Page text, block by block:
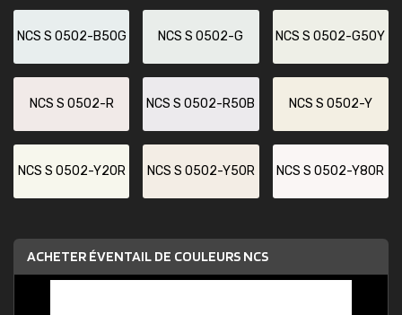
NCS S 0502-B50G NCS S 0502-G NCS S 0502-G50Y
NCS S 0502-R NCS S 0502-R50B NCS S 0502-Y
NCS S 0502-Y20R NCS S 0502-Y50R NCS S 0502-Y80R
ACHETER ÉVENTAIL DE COULEURS NCS